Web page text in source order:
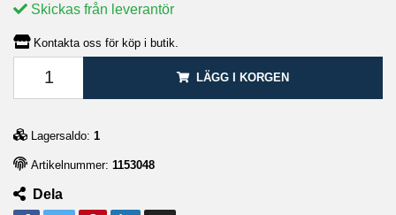
Skickas från leverantör
Kontakta oss för köp i butik.
LÄGG I KORGEN
Lagersaldo: 1
Artikelnummer: 1153048
Dela